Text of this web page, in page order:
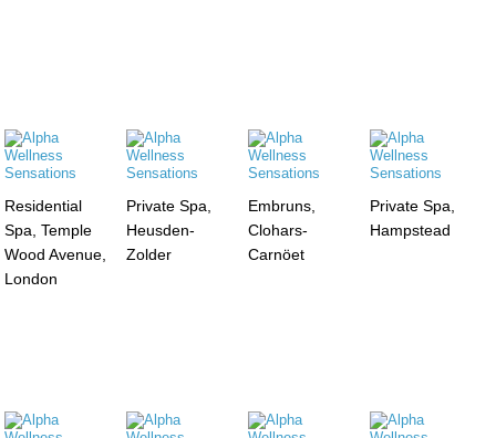
Residential
Spa, Temple
Wood Avenue,
London
Private Spa,
Heusden-
Zolder
Embruns,
Clohars-
Carnöet
Private Spa,
Hampstead